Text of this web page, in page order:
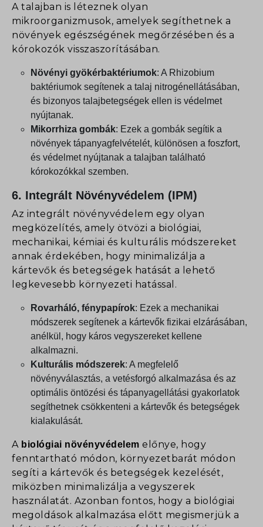
A talajban is léteznek olyan
mikroorganizmusok, amelyek segíthetnek a
növények egészségének megőrzésében és a
kórokozók visszaszorításában.
Növényi gyökérbaktériumok: A Rhizobium
baktériumok segítenek a talaj nitrogénellátásában,
és bizonyos talajbetegségek ellen is védelmet
nyújtanak.
Mikorrhiza gombák: Ezek a gombák segítik a
növények tápanyagfelvételét, különösen a foszfort,
és védelmet nyújtanak a talajban található
kórokozókkal szemben.
6. Integrált Növényvédelem (IPM)
Az integrált növényvédelem egy olyan
megközelítés, amely ötvözi a biológiai,
mechanikai, kémiai és kulturális módszereket
annak érdekében, hogy minimalizálja a
kártevők és betegségek hatását a lehető
legkevesebb környezeti hatással.
Rovarháló, fénypapírok: Ezek a mechanikai
módszerek segítenek a kártevők fizikai elzárásában,
anélkül, hogy káros vegyszereket kellene
alkalmazni.
Kulturális módszerek: A megfelelő
növényválasztás, a vetésforgó alkalmazása és az
optimális öntözési és tápanyagellátási gyakorlatok
segíthetnek csökkenteni a kártevők és betegségek
kialakulását.
A biológiai növényvédelem előnye, hogy
fenntartható módon, környezetbarát módon
segíti a kártevők és betegségek kezelését,
miközben minimalizálja a vegyszerek
használatát. Azonban fontos, hogy a biológiai
megoldások alkalmazása előtt megismerjük a
wordpress_logged_in_*
wordpress_test_cookie
wp-settings-*
park-m.hu
www.park-m.hu
Részletek megjelenítése
cdn.jsdelivr.net
cdnjs.cloudflare.com
code.jquery.com
Statisztikai
A statisztikai sütik és szolgáltatások felhasználási információkat
gyűjtenek, amelyek lehetővé teszik számunkra, hogy betekintést
weboldalunkkal.
Részletek megjelenítése
_ga_*
last_pys_bingid
last_pys_landing_page
last_pys_padid
last_pys_utm_campaign
last_pys_utm_content
last_pys_utm_medium
last_pysTrafficSource
pys_advanced_form_data
pys_bingid
pys_landing_page
pys_padid
pys_session_limit
pys_start_session
pys_utm_campaign
pys_utm_content
pys_utm_medium
pys_utm_term
pysTrafficSource
analytics.google.com
region1.analytics.google.com
region1.google-analytics.com
Marketing
A marketing szolgáltatásokat harmadik fél hirdetői vagy kiadói
használják személyre szabott hirdetések megjelenítésére. Ezt a
látogatók nyomon követésével teszik meg különböző
weboldalakon.
Részletek megjelenítése
_fbp
_gcl_au
last_pys_fbadid
last_pys_gadid
last_pys_utm_source
last_pys_utm_term
pys_fbadid
pys_gadid
ad.doubleclick.net
connect.facebook.net
googleads.g.doubleclick.net
pagead2.googlesyndication.com
td.doubleclick.net
www.googleadservices.com
Média
megjelenítéséhez, például beágyazott videók, térképek, közösségi
média posztok, stb.
Részletek megjelenítése
ajax.googleapis.com
fonts.googleapis.com
fonts.gstatic.com
www.facebook.com
www.google.com
Egyéb szolgáltatások
Ez a kategória minden olyan sütit, domaint és szolgáltatást
magában foglal, amelyek nem tartoznak a megadott kategóriákba,
vagy amelyeket nem kategorizáltak.
Részletek megjelenítése
pys_event_referrer
ws2_cm2_adp
ws2_cm2_ads
ws2_cm2_ans
ws2_cm2_aud
admin.fogyasztobarat.hu
csp.withgoogle.com
www.google.at
www.google.co.in
www.google.com.eg